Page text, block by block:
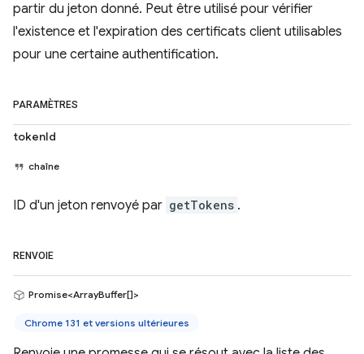
partir du jeton donné. Peut être utilisé pour vérifier
l'existence et l'expiration des certificats client utilisables
pour une certaine authentification.
PARAMÈTRES
tokenId
chaîne
ID d'un jeton renvoyé par getTokens .
RENVOIE
Promise<ArrayBuffer[]>
Chrome 131 et versions ultérieures